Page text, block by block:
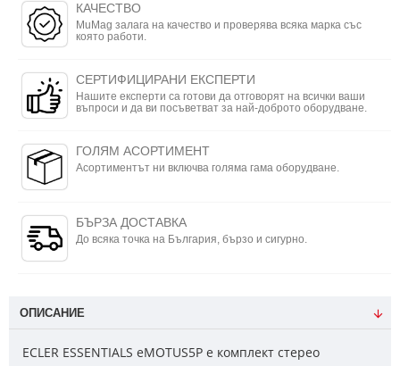
КАЧЕСТВО
MuMag залага на качество и проверява всяка марка със
която работи.
СЕРТИФИЦИРАНИ ЕКСПЕРТИ
Нашите експерти са готови да отговорят на всички ваши
въпроси и да ви посъветват за най-доброто оборудване.
ГОЛЯМ АСОРТИМЕНТ
Асортиментът ни включва голяма гама оборудване.
БЪРЗА ДОСТАВКА
До всяка точка на България, бързо и сигурно.
ОПИСАНИЕ
ECLER ESSENTIALS eMOTUS5P е комплект стерео